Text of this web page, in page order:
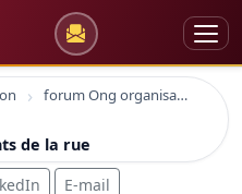
forum Ong organisations
de la rue
E-mail